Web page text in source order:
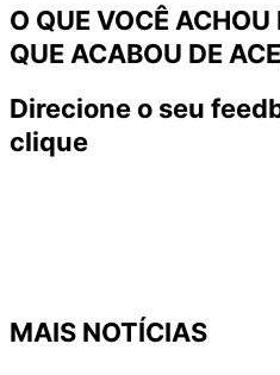
O QUE VOCÊ
QUE ACABOU DE
Direcione o seu
clique
MAIS NOTÍCIAS